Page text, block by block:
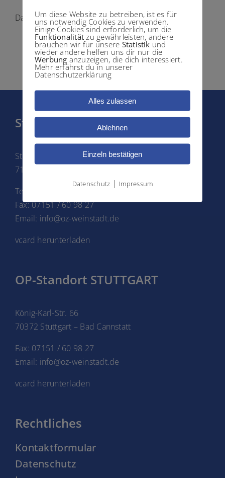
Dauer der Vertretungen
Standort WEINSTADT
Strümpfelbacher Str. 4
71384 Weinstadt-Endersbach
Tel.: 07151 / 60 61 60
Fax: 07151 / 60 98 27
Email: info@oz-weinstadt.de
vcard herunterladen
OP-Standort STUTTGART
König-Karl-Str. 66
70372 Stuttgart – Bad Cannstatt
Fax: 07151 / 60 98 27
Email: info@oz-weinstadt.de
vcard herunterladen
Rechtliches
Kontaktformular
Datenschutz
Um diese Website zu betreiben, ist es für
uns notwendig Cookies zu verwenden.
Einige Cookies sind erforderlich, um die
Funktionalität zu gewährleisten, andere
brauchen wir für unsere Statistik und
wieder andere helfen uns dir nur die
Werbung anzuzeigen, die dich interessiert.
Mehr erfährst du in unserer
Datenschutzerklärung
Alles zulassen
Ablehnen
Einzeln bestätigen
Datenschutz | Impressum